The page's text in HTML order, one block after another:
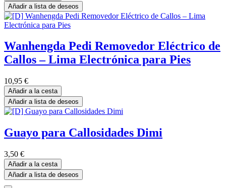
Añadir a lista de deseos
Wanhengda Pedi Removedor Eléctrico de
Callos – Lima Electrónica para Pies
10,95 €
Añadir a la cesta
Añadir a lista de deseos
Guayo para Callosidades Dimi
3,50 €
Añadir a la cesta
Añadir a lista de deseos